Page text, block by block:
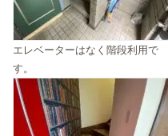
エレベーターはなく階段利用で
す。